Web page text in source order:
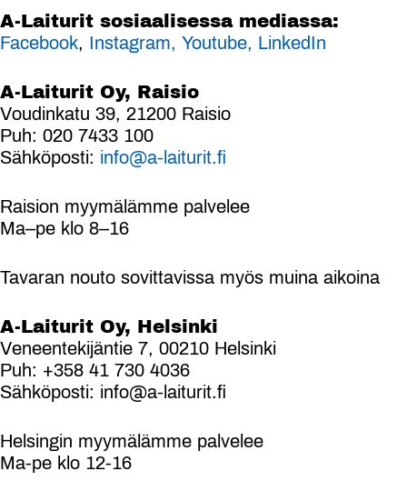
A-Laiturit sosiaalisessa mediassa:
Facebook, Instagram, Youtube, LinkedIn
A-Laiturit Oy, Raisio
Voudinkatu 39, 21200 Raisio
Puh: 020 7433 100
Sähköposti: info@a-laiturit.fi
Raision myymälämme palvelee
Ma–pe klo 8–16
Tavaran nouto sovittavissa myös muina aikoina
A-Laiturit Oy, Helsinki
Veneentekijäntie 7, 00210 Helsinki
Puh: +358 41 730 4036
Sähköposti: info@a-laiturit.fi
Helsingin myymälämme palvelee
Ma-pe klo 12-16